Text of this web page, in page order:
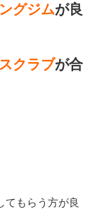
グジムが良
クラブが合
てもらう方が良